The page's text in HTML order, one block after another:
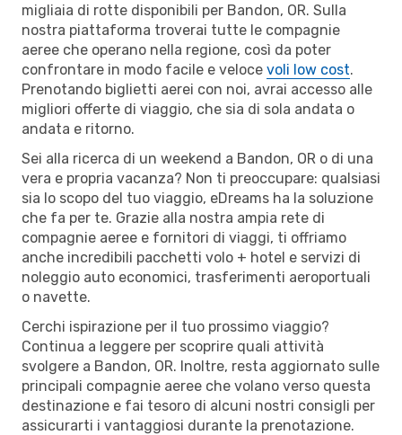
migliaia di rotte disponibili per Bandon, OR. Sulla
nostra piattaforma troverai tutte le compagnie
aeree che operano nella regione, così da poter
confrontare in modo facile e veloce voli low cost.
Prenotando biglietti aerei con noi, avrai accesso alle
migliori offerte di viaggio, che sia di sola andata o
andata e ritorno.
Sei alla ricerca di un weekend a Bandon, OR o di una
vera e propria vacanza? Non ti preoccupare: qualsiasi
sia lo scopo del tuo viaggio, eDreams ha la soluzione
che fa per te. Grazie alla nostra ampia rete di
compagnie aeree e fornitori di viaggi, ti offriamo
anche incredibili pacchetti volo + hotel e servizi di
noleggio auto economici, trasferimenti aeroportuali
o navette.
Cerchi ispirazione per il tuo prossimo viaggio?
Continua a leggere per scoprire quali attività
svolgere a Bandon, OR. Inoltre, resta aggiornato sulle
principali compagnie aeree che volano verso questa
destinazione e fai tesoro di alcuni nostri consigli per
assicurarti i vantaggiosi durante la prenotazione.